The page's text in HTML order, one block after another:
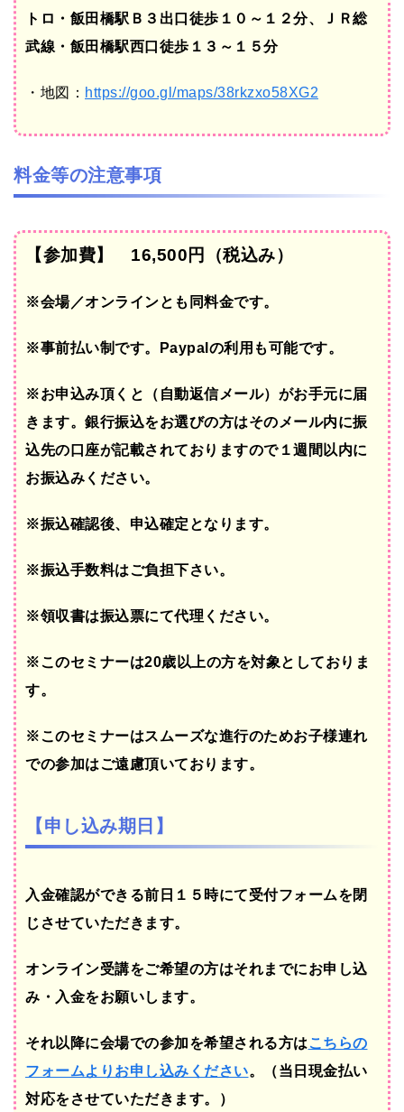
トロ・飯田橋駅Ｂ３出口徒歩１０～１２分、ＪＲ総
武線・飯田橋駅西口徒歩１３～１５分
・地図： https://goo.gl/maps/38rkzxo58XG2
料金等の注意事項
【参加費】 16,500円（税込み）
※会場／オンラインとも同料金です。
※事前払い制です。Paypalの利用も可能です。
※お申込み頂くと（自動返信メール）がお手元に届
きます。銀行振込をお選びの方はそのメール内に振
込先の口座が記載されておりますので１週間以内に
お振込みください。
※振込確認後、申込確定となります。
※振込手数料はご負担下さい。
※領収書は振込票にて代理ください。
※このセミナーは20歳以上の方を対象としておりま
す。
※このセミナーはスムーズな進行のためお子様連れ
での参加はご遠慮頂いております。
【申し込み期日】
入金確認ができる前日１５時にて受付フォームを閉
じさせていただきます。
オンライン受講をご希望の方はそれまでにお申し込
み・入金をお願いします。
それ以降に会場での参加を希望される方は こちらの
フォームよりお申し込みください。（当日現金払い
対応をさせていただきます。）